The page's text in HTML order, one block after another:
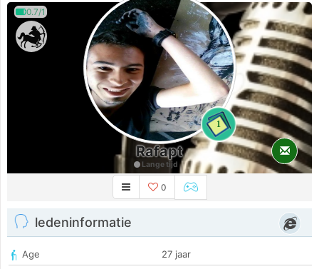
0.7/1
1
Rafapt
Lange tijd
0
ledeninformatie
Age
27 jaar